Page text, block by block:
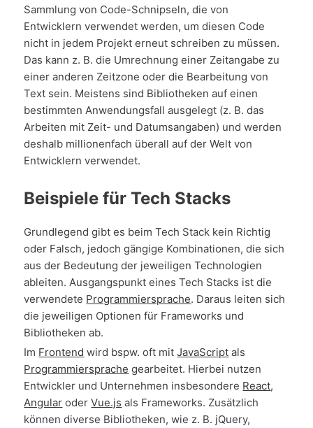
Sammlung von Code-Schnipseln, die von
Entwicklern verwendet werden, um diesen Code
nicht in jedem Projekt erneut schreiben zu müssen.
Das kann z. B. die Umrechnung einer Zeitangabe zu
einer anderen Zeitzone oder die Bearbeitung von
Text sein. Meistens sind Bibliotheken auf einen
bestimmten Anwendungsfall ausgelegt (z. B. das
Arbeiten mit Zeit- und Datumsangaben) und werden
deshalb millionenfach überall auf der Welt von
Entwicklern verwendet.
Beispiele für Tech Stacks
Grundlegend gibt es beim Tech Stack kein Richtig
oder Falsch, jedoch gängige Kombinationen, die sich
aus der Bedeutung der jeweiligen Technologien
ableiten. Ausgangspunkt eines Tech Stacks ist die
verwendete Programmiersprache. Daraus leiten sich
die jeweiligen Optionen für Frameworks und
Bibliotheken ab.
Im Frontend wird bspw. oft mitJavaScript als
Programmiersprache gearbeitet. Hierbei nutzen
Entwickler und Unternehmen insbesondere React,
Angular oderVue.js als Frameworks. Zusätzlich
können diverse Bibliotheken, wie z. B. jQuery,